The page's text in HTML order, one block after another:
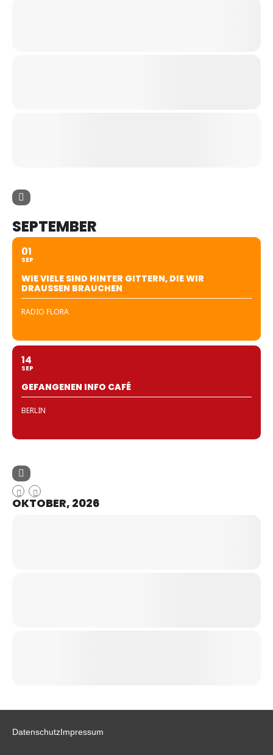
SEPTEMBER
01
SEP
WIE VIELE SIND HINTER GITTERN, DIE WIR
DRAUSSEN BRAUCHEN
RADIO FLORA
14
SEP
GEFANGENEN INFO CAFÉ
BERLIN
OKTOBER, 2026
DatenschutzImpressum